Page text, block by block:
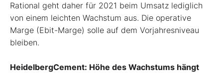
Rational geht daher für 2021 beim Umsatz lediglich
von einem leichten Wachstum aus. Die operative
Marge (Ebit-Marge) solle auf dem Vorjahresniveau
bleiben.
HeidelbergCement: Höhe des Wachstums hängt